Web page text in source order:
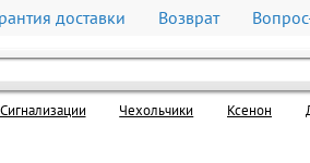
доставки Возврат
Cигнализации Чехольчики Ксенон